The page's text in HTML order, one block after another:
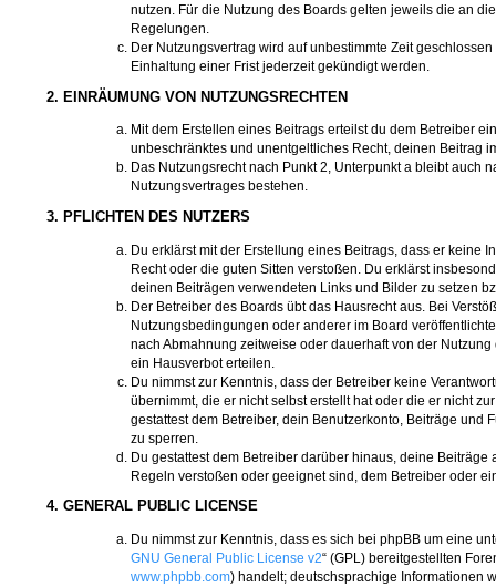
nutzen. Für die Nutzung des Boards gelten jeweils die an
Regelungen.
Der Nutzungsvertrag wird auf unbestimmte Zeit
Einhaltung einer Frist jederzeit gekündigt werden.
2. EINRÄUMUNG VON NUTZUNGSRECHTEN
Mit dem Erstellen eines Beitrags erteilst du dem Betreiber
unbeschränktes und unentgeltliches Recht, deinen Beitrag
Das Nutzungsrecht nach Punkt 2, Unterpunkt a bleibt auch
Nutzungsvertrages bestehen.
3. PFLICHTEN DES NUTZERS
Du erklärst mit der Erstellung eines Beitrags, dass er keine
Recht oder die guten Sitten verstoßen. Du erklärst
deinen Beiträgen verwendeten Links und Bilder zu setzen
Der Betreiber des Boards übt das Hausrecht aus. Bei
Nutzungsbedingungen oder anderer im Board
nach Abmahnung zeitweise oder dauerhaft von der
ein Hausverbot erteilen.
Du nimmst zur Kenntnis, dass der Betreiber keine
übernimmt, die er nicht selbst erstellt hat oder die er nicht
gestattest dem Betreiber, dein Benutzerkonto, Beiträge und
zu sperren.
Du gestattest dem Betreiber darüber hinaus, deine Beiträge
Regeln verstoßen oder geeignet sind, dem Betreiber oder
4. GENERAL PUBLIC LICENSE
Du nimmst zur Kenntnis, dass es sich bei phpBB um eine
GNU General Public License v2“ (GPL) bereitgestellten
www.phpbb.com) handelt; deutschsprachige Informationen